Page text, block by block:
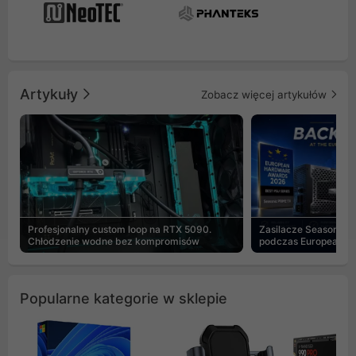
Artykuły Zobacz więcej artykułów
Profesjonalny custom loop na RTX 5090.
Chłodzenie wodne bez kompromisów
Zasilacze Seasonic
podczas European
Popularne kategorie w sklepie